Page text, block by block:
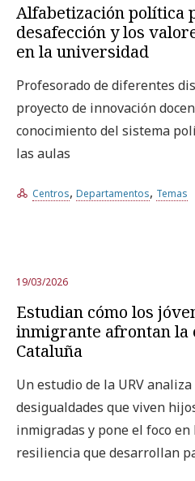
Alfabetización política
desafección y los
en la universidad
Profesorado de diferentes
proyecto de innovación
conocimiento del sistema
las aulas
Centros, Departamentos, Temas
19/03/2026
Estudian cómo los
inmigrante afrontan la
Cataluña
Un estudio de la URV
desigualdades que viven
inmigradas y pone el foco
resiliencia que desarrollan